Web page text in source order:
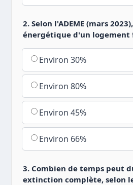
2. Selon l'ADEME (mars
énergétique d'un logement
Environ 30%
Environ 80%
Environ 45%
Environ 66%
3. Combien de temps peut
extinction complète, selon